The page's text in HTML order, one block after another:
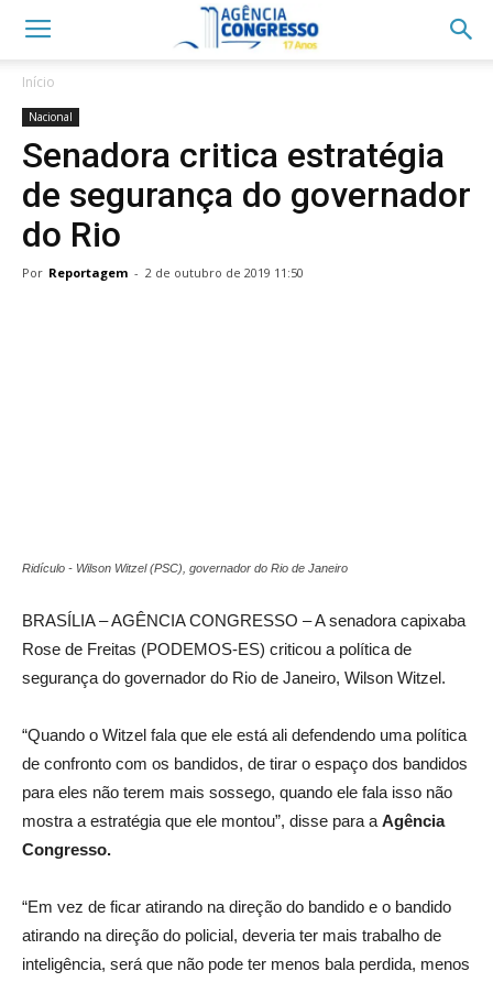
Início
Nacional
Senadora critica estratégia
de segurança do governador
do Rio
Por Reportagem - 2 de outubro de 2019 11:50
Ridículo - Wilson Witzel (PSC), governador do Rio de Janeiro
BRASÍLIA – AGÊNCIA CONGRESSO – A senadora capixaba
Rose de Freitas (PODEMOS-ES) criticou a política de
segurança do governador do Rio de Janeiro, Wilson Witzel.
“Quando o Witzel fala que ele está ali defendendo uma política
de confronto com os bandidos, de tirar o espaço dos bandidos
para eles não terem mais sossego, quando ele fala isso não
mostra a estratégia que ele montou”, disse para a Agência
Congresso.
“Em vez de ficar atirando na direção do bandido e o bandido
atirando na direção do policial, deveria ter mais trabalho de
inteligência, será que não pode ter menos bala perdida, menos